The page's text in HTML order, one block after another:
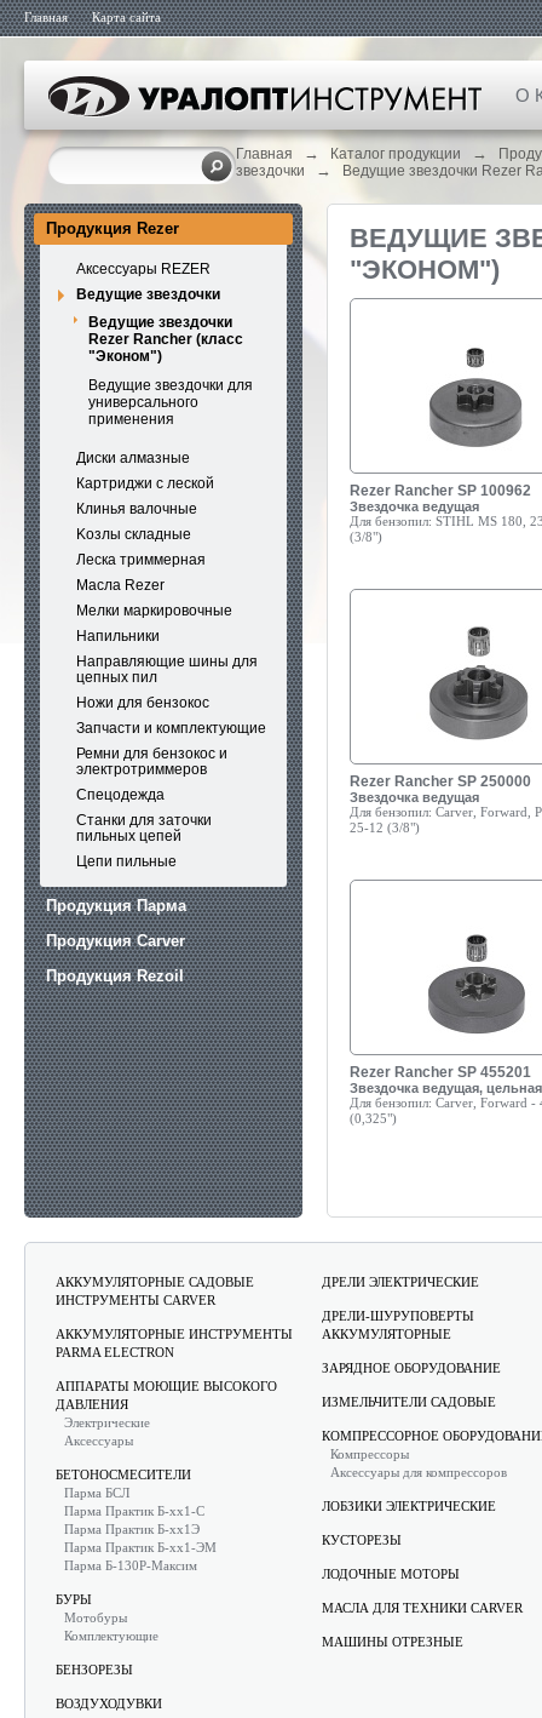
Главная Карта сайта
О
Главная → Каталог продукции →
звездочки
→ Ведущие звездочки Rezer
Продукция Rezer
Аксессуары REZER
Ведущие звездочки
Ведущие звездочки
Rezer Rancher (класс
"Эконом")
Ведущие звездочки для
универсального
применения
Диски алмазные
Картриджи с леской
Клинья валочные
Kозлы складные
Леска триммерная
Масла Rezer
Мелки маркировочные
Напильники
Направляющие шины для
цепных пил
Ножи для бензокос
Запчасти и комплектующие
Ремни для бензокос и
электротриммеров
Спецодежда
Станки для заточки
пильных цепей
Цепи пильные
Продукция Парма
Продукция Carver
Продукция Rezoil
ВЕДУЩИЕ
"ЭКОНОМ")
Rezer Rancher SP 100962
Звездочка ведущая
Для бензопил: STIHL MS 180,
(3/8")
Rezer Rancher SP 250000
Звездочка ведущая
Для бензопил: Carver, Forward,
25-12 (3/8")
Rezer Rancher SP 455201
Звездочка ведущая, цельная
Для бензопил: Carver, Forward -
(0,325")
АККУМУЛЯТОРНЫЕ САДОВЫЕ
ИНСТРУМЕНТЫ CARVER
АККУМУЛЯТОРНЫЕ ИНСТРУМЕНТЫ
PARMA ELECTRON
АППАРАТЫ МОЮЩИЕ ВЫСОКОГО
ДАВЛЕНИЯ
Электрические
Аксессуары
БЕТОНОСМЕСИТЕЛИ
Парма БСЛ
Парма Практик Б-хх1-С
Парма Практик Б-хх1Э
Парма Практик Б-хх1-ЭМ
Парма Б-130Р-Максим
БУРЫ
Мотобуры
Комплектующие
БЕНЗОРЕЗЫ
ВОЗДУХОДУВКИ
ДРЕЛИ ЭЛЕКТРИЧЕСКИЕ
ДРЕЛИ-ШУРУПОВЕРТЫ
АККУМУЛЯТОРНЫЕ
ЗАРЯДНОЕ ОБОРУДОВАНИЕ
ИЗМЕЛЬЧИТЕЛИ САДОВЫЕ
КОМПРЕССОРНОЕ
Компрессоры
Аксессуары для компрессоров
ЛОБЗИКИ ЭЛЕКТРИЧЕСКИЕ
КУСТОРЕЗЫ
ЛОДОЧНЫЕ МОТОРЫ
МАСЛА ДЛЯ ТЕХНИКИ CARVER
МАШИНЫ ОТРЕЗНЫЕ